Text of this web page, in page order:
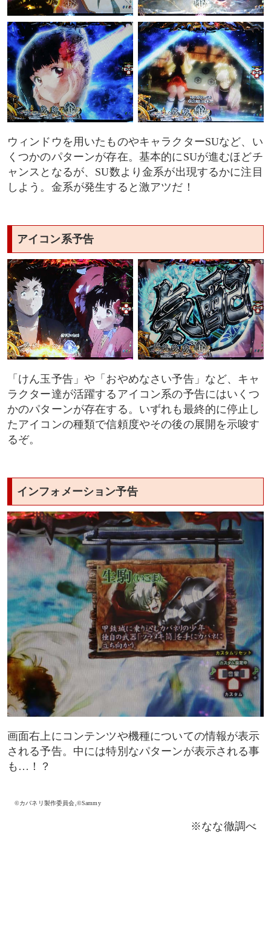
ウィンドウを用いたものやキャラクターSUなど、い
くつかのパターンが存在。基本的にSUが進むほどチ
ャンスとなるが、SU数より金系が出現するかに注目
しよう。金系が発生すると激アツだ！
アイコン系予告
「けん玉予告」や「おやめなさい予告」など、キャ
ラクター達が活躍するアイコン系の予告にはいくつ
かのパターンが存在する。いずれも最終的に停止し
たアイコンの種類で信頼度やその後の展開を示唆す
るぞ。
インフォメーション予告
画面右上にコンテンツや機種についての情報が表示
される予告。中には特別なパターンが表示される事
も…！？
©カバネリ製作委員会,©Sammy
※なな徹調べ